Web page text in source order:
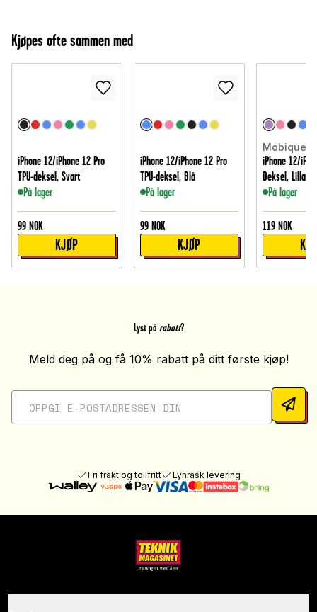
Kjøpes ofte sammen med
iPhone 12/iPhone 12 Pro
TPU-deksel, Svart
På lager
99 NOK
KJØP
iPhone 12/iPhone 12 Pro
TPU-deksel, Blå
På lager
99 NOK
KJØP
Mobique
iPhone 12/
Deksel, Lilla
På lager
119 NOK
Lyst på rabatt?
Meld deg på og få 10% rabatt på ditt første kjøp!
Fri frakt og tollfritt Lynrask levering